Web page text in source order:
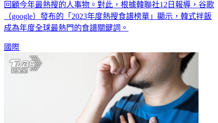
回顧今年最熱搜的人事物。對此，根據韓聯社12日報導，谷歌
（google）發布的「2023年度熱搜食譜榜單」顯示，韓式拌飯
成為年度全球最熱門的食譜關鍵詞。
國際